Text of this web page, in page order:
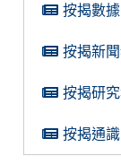
按揭數據
按揭新
按揭研
按揭通識